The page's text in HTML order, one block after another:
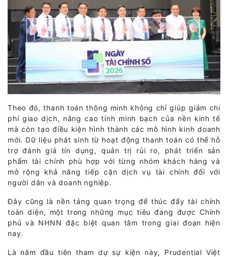
Theo đó, thanh toán thông minh không chỉ giúp giảm chi
phí giao dịch, nâng cao tính minh bạch của nền kinh tế
mà còn tạo điều kiện hình thành các mô hình kinh doanh
mới. Dữ liệu phát sinh từ hoạt động thanh toán có thể hỗ
trợ đánh giá tín dụng, quản trị rủi ro, phát triển sản
phẩm tài chính phù hợp với từng nhóm khách hàng và
mở rộng khả năng tiếp cận dịch vụ tài chính đối với
người dân và doanh nghiệp.
Đây cũng là nền tảng quan trọng để thúc đẩy tài chính
toàn diện, một trong những mục tiêu đang được Chính
phủ và NHNN đặc biệt quan tâm trong giai đoạn hiện
nay.
Là năm đầu tiên tham dự sự kiện này, Prudential Việt